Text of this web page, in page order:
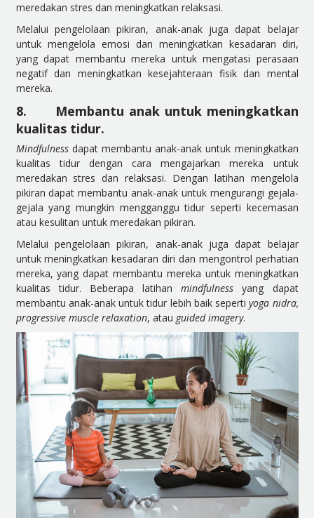
meredakan stres dan meningkatkan relaksasi.
Melalui pengelolaan pikiran, anak-anak juga dapat belajar
untuk mengelola emosi dan meningkatkan kesadaran diri,
yang dapat membantu mereka untuk mengatasi perasaan
negatif dan meningkatkan kesejahteraan fisik dan mental
mereka.
8.
Membantu anak untuk meningkatkan
kualitas tidur.
Mindfulnessdapat membantu anak-anak untuk meningkatkan
kualitas tidur dengan cara mengajarkan mereka untuk
meredakan stres dan relaksasi. Dengan latihan mengelola
pikiran dapat membantu anak-anak untuk mengurangi gejala-
gejala yang mungkin mengganggu tidur seperti kecemasan
atau kesulitan untuk meredakan pikiran.
Melalui pengelolaan pikiran, anak-anak juga dapat belajar
untuk meningkatkan kesadaran diri dan mengontrol perhatian
mereka, yang dapat membantu mereka untuk meningkatkan
kualitas tidur. Beberapa latihan mindfulness yang dapat
membantu anak-anak untuk tidur lebih baik sepertiyoga nidra,
progressive muscle relaxation, atau guided imagery.